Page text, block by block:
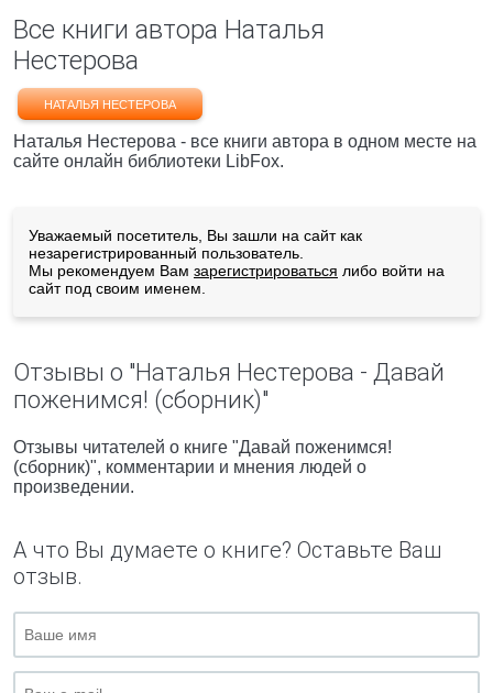
Все книги автора Наталья
Нестерова
НАТАЛЬЯ НЕСТЕРОВА
Наталья Нестерова - все книги автора в одном месте на
сайте онлайн библиотеки LibFox.
Уважаемый посетитель, Вы зашли на сайт как
незарегистрированный пользователь.
Мы рекомендуем Вам зарегистрироваться либо войти на
сайт под своим именем.
Отзывы о "Наталья Нестерова - Давай
поженимся! (сборник)"
Отзывы читателей о книге "Давай поженимся!
(сборник)", комментарии и мнения людей о
произведении.
А что Вы думаете о книге? Оставьте Ваш
отзыв.